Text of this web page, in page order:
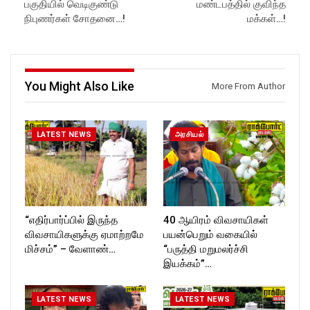
ockforttimes
Follow us on:
https://twitter.com/ROCKFOR
T_TIMES
Like us on:
https://www.facebook.com/R
ckforttimes/
Follow us on:
பகுதியில் வெடிகுண்டு
நிபுணர்கள் சோதனை…!
மண்டபத்தில் குவிந்த
மக்கள்…!
You Might Also Like More From Author
LATEST NEWS
“எதிர்பார்ப்பில் இருந்த
விவசாயிகளுக்கு ஏமாற்றமே
மிச்சம்” – வேளாண்…
அரசியல்
40 ஆயிரம் விவசாயிகள்
பயன்பெறும் வகையில்
“பருத்தி மறுமலர்ச்சி
இயக்கம்”…
LATEST NEWS LATEST NEWS